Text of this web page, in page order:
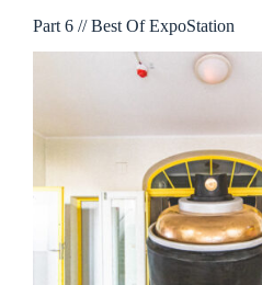
Part 6 // Best Of ExpoStation